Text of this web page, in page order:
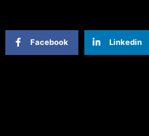
Facebook Linkedin